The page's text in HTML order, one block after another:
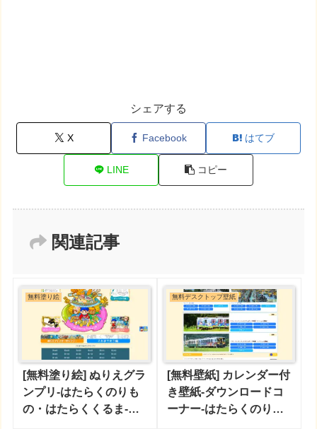
シェアする
X Facebook はてブ
LINE コピー
関連記事
無料塗り絵
[無料塗り絵] ぬりえグラ
ンプリ-はたらくのりも
の・はたらくくるま-ケ
無料デスクトップ壁紙
[無料壁紙] カレンダー付
き壁紙-ダウンロードコ
ーナー-はたらくのりも